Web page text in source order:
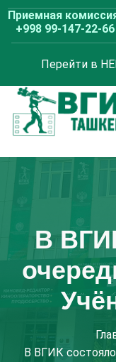
Перейти
содержимому
Приемная
+998 99-147-22-66
Перейти в
В
В ВГИК